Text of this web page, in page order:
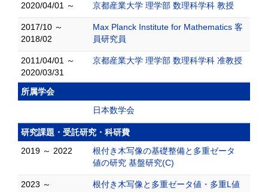
2020/04/01 ～
京都産業大学 理学部 数理科学科 教授
2017/10 ～
2018/02
Max Planck Institute for Mathematics 客
員研究員
2011/04/01 ～
2020/03/31
京都産業大学 理学部 数理科学科 准教授
所属学会
日本数学会
研究課題・受託研究・科研費
2019 ～ 2022
根付き木写像の基礎整備と多重ゼータ
値の研究 基盤研究(C)
2023 ～
根付き木写像と多重ゼータ値・多重L値